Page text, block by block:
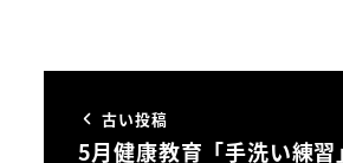
古い投稿
5月健康教育「手洗い練習」